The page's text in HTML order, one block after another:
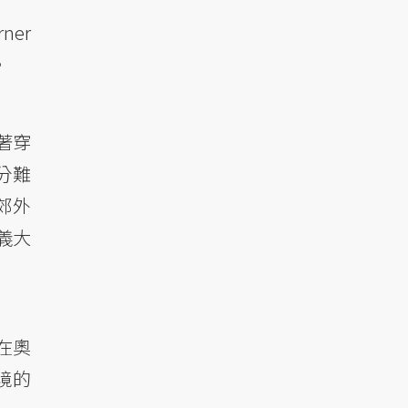
穿
難
外
大
奧
的